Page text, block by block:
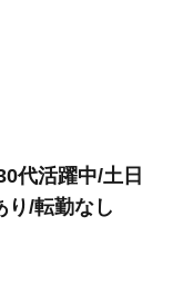
代活躍中/土日
り/転勤なし